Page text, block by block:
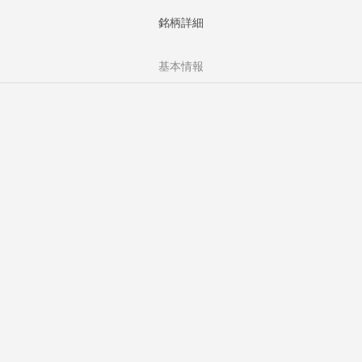
銘柄詳細
基本情報